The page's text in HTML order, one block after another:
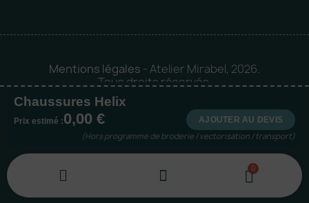
Chaussures Helix
Prix estimé :0,00 € AJOUTER AU DEVIS
(Hors programme de broderie / vectorisation / transport)
Mentions légales - Atelier Mirabel, 2026.
Tous droits réservés.
Mise en orbite 🪐 byLogia |
Agence web et communication